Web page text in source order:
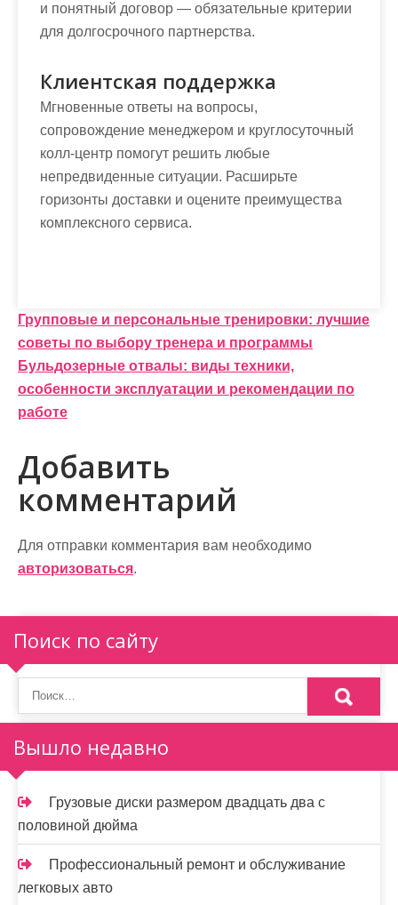
и понятный договор — обязательные критерии
для долгосрочного партнерства.
Клиентская поддержка
Мгновенные ответы на вопросы,
сопровождение менеджером и круглосуточный
колл-центр помогут решить любые
непредвиденные ситуации. Расширьте
горизонты доставки и оцените преимущества
комплексного сервиса.
Н
а
в
и
г
а
ц
и
я
п
о
з
а
п
и
с
я
м
Групповые и персональные тренировки: лучшие
советы по выбору тренера и программы
Бульдозерные отвалы: виды техники,
особенности эксплуатации и рекомендации по
работе
Добавить
комментарий
Для отправки комментария вам необходимо
авторизоваться.
Поиск по сайту
Вышло недавно
Грузовые диски размером двадцать два с
половиной дюйма
Профессиональный ремонт и обслуживание
легковых авто